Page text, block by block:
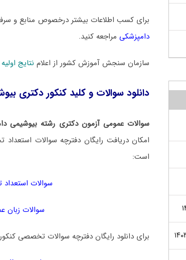
برای کسب اطلاعات بیشتر درخصوص منابع و
دامپزشکیمراجعه کنید.
سازمان سنجش آموزش کشور از اعلام نتایج
دانلود سوالات و کلید کنکور دکتری
سوالات عمومی آزمون دکتری رشته بیوشیمی
امکان دریافت رایگان دفترچه سوالات
است:
سوالات استعداد
سوالات زبان
برای دانلود رایگان دفترچه سوالات تخصصی کنکور دکتری ۱۴۰۳ بیوشیمی دامپزشکی به لینک زیر